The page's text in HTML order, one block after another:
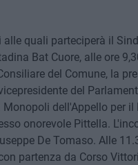
quali parteciperà il
Bat Cuore, alle ore
del Comune, la
del
dell'Appello per
onorevole Pittella.
De Tomaso. Alle
partenza da Corso